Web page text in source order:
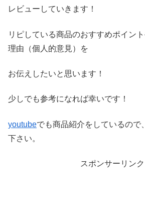
レビ ューしていきます！
リピしている商品のおすすめポイン
理由（個人的意見）を
お伝えしたいと思います！
少しでも参考になれば幸いです！
youtubeでも商品紹介をしているので
下さい。
スポンサーリンク